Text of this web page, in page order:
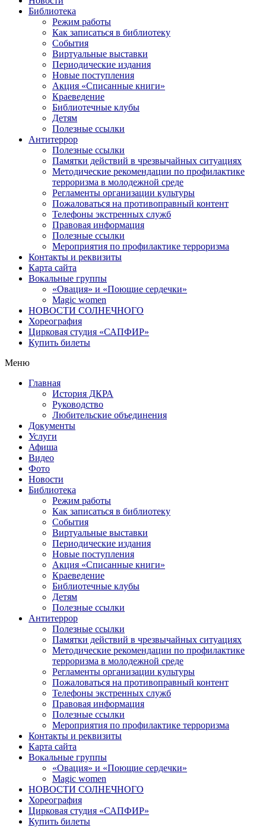
Библиотека
Режим работы
Как записаться в библиотеку
События
Виртуальные выставки
Периодические издания
Новые поступления
Акция «Списанные книги»
Краеведение
Библиотечные клубы
Детям
Полезные ссылки
Антитеррор
Полезные ссылки
Памятки действий в чрезвычайных ситуациях
Методические рекомендации по профилактике
терроризма в молодежной среде
Регламенты организации культуры
Пожаловаться на противоправный контент
Телефоны экстренных служб
Правовая информация
Полезные ссылки
Мероприятия по профилактике терроризма
Контакты и реквизиты
Карта сайта
Вокальные группы
«Овация» и «Поющие сердечки»
Magic women
НОВОСТИ СОЛНЕЧНОГО
Хореография
Цирковая студия «САПФИР»
Купить билеты
Меню
Главная
История ДКРА
Руководство
Любительские объединения
Документы
Услуги
Афиша
Видео
Фото
Новости
Библиотека
Режим работы
Как записаться в библиотеку
События
Виртуальные выставки
Периодические издания
Новые поступления
Акция «Списанные книги»
Краеведение
Библиотечные клубы
Детям
Полезные ссылки
Антитеррор
Полезные ссылки
Памятки действий в чрезвычайных ситуациях
Методические рекомендации по профилактике
терроризма в молодежной среде
Регламенты организации культуры
Пожаловаться на противоправный контент
Телефоны экстренных служб
Правовая информация
Полезные ссылки
Мероприятия по профилактике терроризма
Контакты и реквизиты
Карта сайта
Вокальные группы
«Овация» и «Поющие сердечки»
Magic women
НОВОСТИ СОЛНЕЧНОГО
Хореография
Цирковая студия «САПФИР»
Купить билеты